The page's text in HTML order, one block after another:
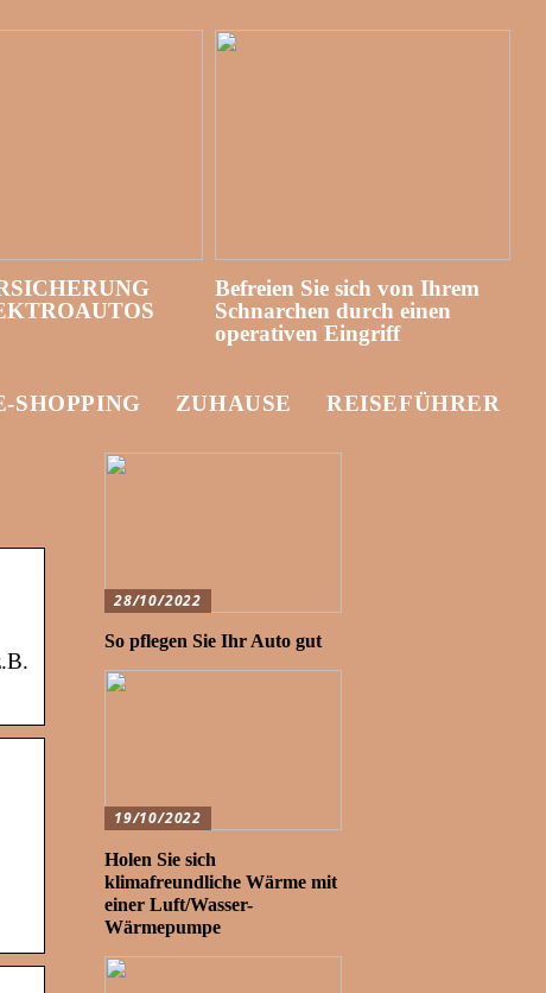
Befreien Sie sich von Ihrem
Schnarchen durch einen
operativen Eingriff
SHOPPING ZUHAUSE REISEFÜHRER
28/10/2022
So pflegen Sie Ihr Auto gut
19/10/2022
Holen Sie sich
klimafreundliche Wärme mit
einer Luft/Wasser-
Wärmepumpe